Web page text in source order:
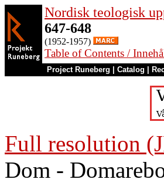
Nordisk teologisk
647-648
(1952-1957)
Table of Contents /
Project Runeberg Catalog
Full resolution
Dom -